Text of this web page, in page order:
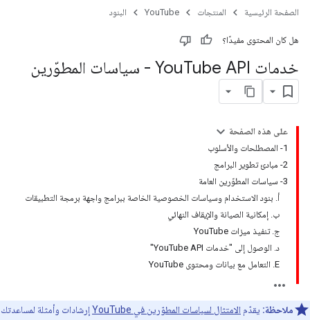
الصفحة الرئيسية المنتجات YouTube البنود
هل كان المحتوى مفيدًا؟
خدمات You Tube API - سياسات المطوّرين
على هذه الصفحة
1- المصطلحات والأسلوب
2- مبادئ تطوير البرامج
3- سياسات المطوّرين العامة
أ. بنود الاستخدام وسياسات الخصوصية الخاصة ببرامج واجهة برمجة التطبيقات
ب. إمكانية الصيانة والإيقاف النهائي
ج. تنفيذ ميزات YouTube
د. الوصول إلى "خدمات YouTube API"
E. التعامل مع بيانات ومحتوى YouTube
ملاحظة: يقدّم الامتثال لسياسات المطوّرين في YouTube
إرشادات وأمثلة لمساعدتك